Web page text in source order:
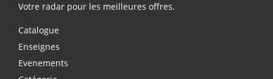
Votre radar pour les meilleures offres.
Catalogue
Enseignes
Evenements